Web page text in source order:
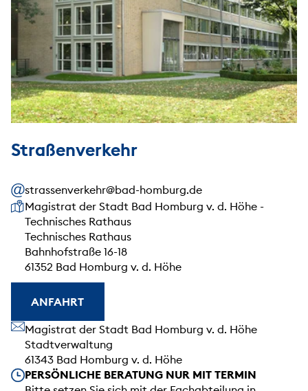
Straßenverkehr
strassenverkehr@bad-homburg.de
Unsere Anschrift
Magistrat der Stadt Bad Homburg v. d. Höhe -
Technisches Rathaus
Technisches Rathaus
Bahnhofstraße 16-18
61352 Bad Homburg v. d. Höhe
ANFAHRT
Unsere Anschrift
Magistrat der Stadt Bad Homburg v. d. Höhe
Stadtverwaltung
61343 Bad Homburg v. d. Höhe
Unsere Öffnungszeiten
PERSÖNLICHE BERATUNG NUR MIT TERMIN